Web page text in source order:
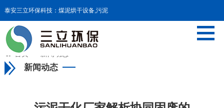
泰安三立环保科技：煤泥烘干设备,污泥
干化设备,污泥料仓等设备
 首页
新闻动态